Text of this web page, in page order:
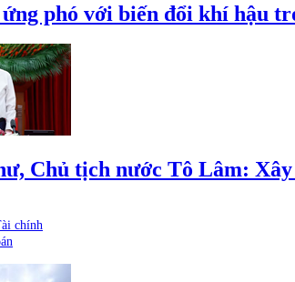
ứng phó với biến đổi khí hậu
Chủ tịch nước Tô Lâm:
chính